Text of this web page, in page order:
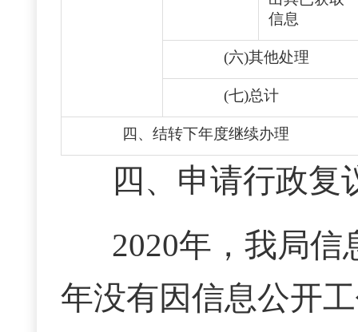
信息
(六)其他处理
(七)总计
四、结转下年度继续办理
四、申请行政复
2020年，我局
年没有因信息公开